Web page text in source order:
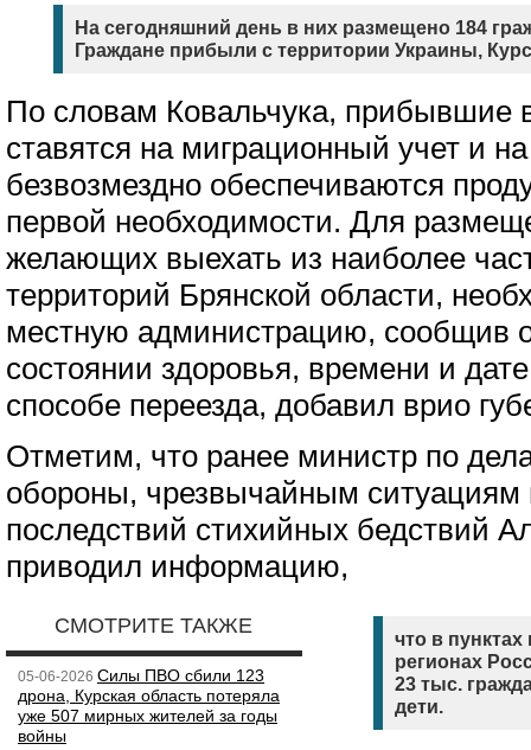
На сегодняшний день в них размещено 184
Граждане прибыли с территории Украины,
По словам Ковальчука, прибывшие
ставятся на миграционный учет и
безвозмездно обеспечиваются
первой необходимости. Для
желающих выехать из наиболее
территорий Брянской области,
местную администрацию, сообщив
состоянии здоровья, времени и
способе переезда, добавил врио
Отметим, что ранее министр по
обороны, чрезвычайным ситуациям
последствий стихийных бедствий
приводил информацию,
СМОТРИТЕ ТАКЖЕ
05-06-2026 Силы ПВО сбили 123
дрона, Курская область потеряла
уже 507 мирных жителей за годы
войны
что в
регионах
23 тыс.
дети.